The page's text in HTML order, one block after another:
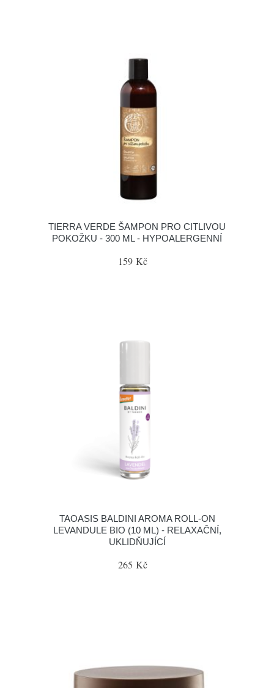
TIERRA VERDE ŠAMPON PRO CITLIVOU
POKOŽKU - 300 ML - HYPOALERGENNÍ
159 Kč
TAOASIS BALDINI AROMA ROLL-ON
LEVANDULE BIO (10 ML) - RELAXAČNÍ,
UKLIDŇUJÍCÍ
265 Kč